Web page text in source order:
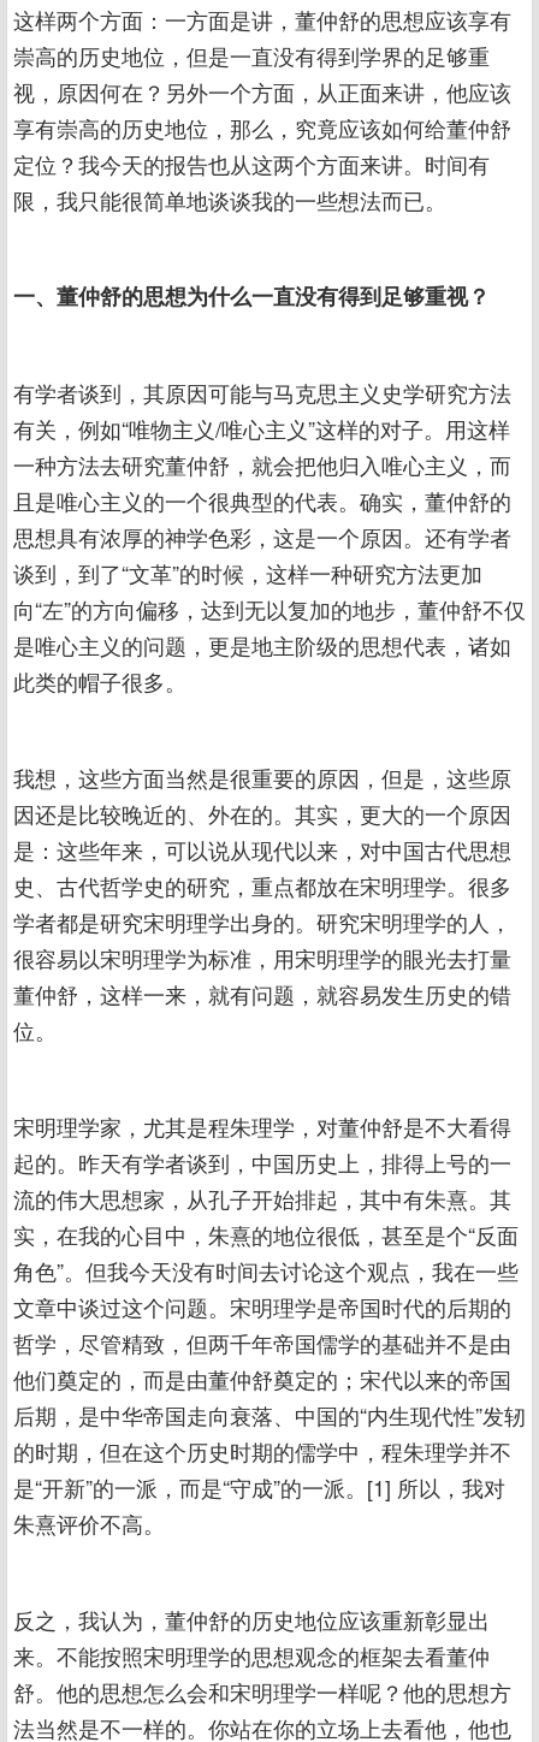
这样两个方面：一方面是讲，董仲舒的思想应该享有
崇高的历史地位，但是一直没有得到学界的足够重
视，原因何在？另外一个方面，从正面来讲，他应该
享有崇高的历史地位，那么，究竟应该如何给董仲舒
定位？我今天的报告也从这两个方面来讲。时间有
限，我只能很简单地谈谈我的一些想法而已。
一、董仲舒的思想为什么一直没有得到足够重视？
有学者谈到，其原因可能与马克思主义史学研究方法
有关，例如“唯物主义/唯心主义”这样的对子。用这样
一种方法去研究董仲舒，就会把他归入唯心主义，而
且是唯心主义的一个很典型的代表。确实，董仲舒的
思想具有浓厚的神学色彩，这是一个原因。还有学者
谈到，到了“文革”的时候，这样一种研究方法更加
向“左”的方向偏移，达到无以复加的地步，董仲舒不仅
是唯心主义的问题，更是地主阶级的思想代表，诸如
此类的帽子很多。
我想，这些方面当然是很重要的原因，但是，这些原
因还是比较晚近的、外在的。其实，更大的一个原因
是：这些年来，可以说从现代以来，对中国古代思想
史、古代哲学史的研究，重点都放在宋明理学。很多
学者都是研究宋明理学出身的。研究宋明理学的人，
很容易以宋明理学为标准，用宋明理学的眼光去打量
董仲舒，这样一来，就有问题，就容易发生历史的错
位。
宋明理学家，尤其是程朱理学，对董仲舒是不大看得
起的。昨天有学者谈到，中国历史上，排得上号的一
流的伟大思想家，从孔子开始排起，其中有朱熹。其
实，在我的心目中，朱熹的地位很低，甚至是个“反面
角色”。但我今天没有时间去讨论这个观点，我在一些
文章中谈过这个问题。宋明理学是帝国时代的后期的
哲学，尽管精致，但两千年帝国儒学的基础并不是由
他们奠定的，而是由董仲舒奠定的；宋代以来的帝国
后期，是中华帝国走向衰落、中国的“内生现代性”发轫
的时期，但在这个历史时期的儒学中，程朱理学并不
是“开新”的一派，而是“守成”的一派。[1] 所以，我对
朱熹评价不高。
反之，我认为，董仲舒的历史地位应该重新彰显出
来。不能按照宋明理学的思想观念的框架去看董仲
舒。他的思想怎么会和宋明理学一样呢？他的思想方
法当然是不一样的。你站在你的立场上去看他，他也